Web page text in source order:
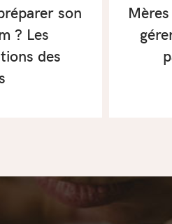
son
? Les
des